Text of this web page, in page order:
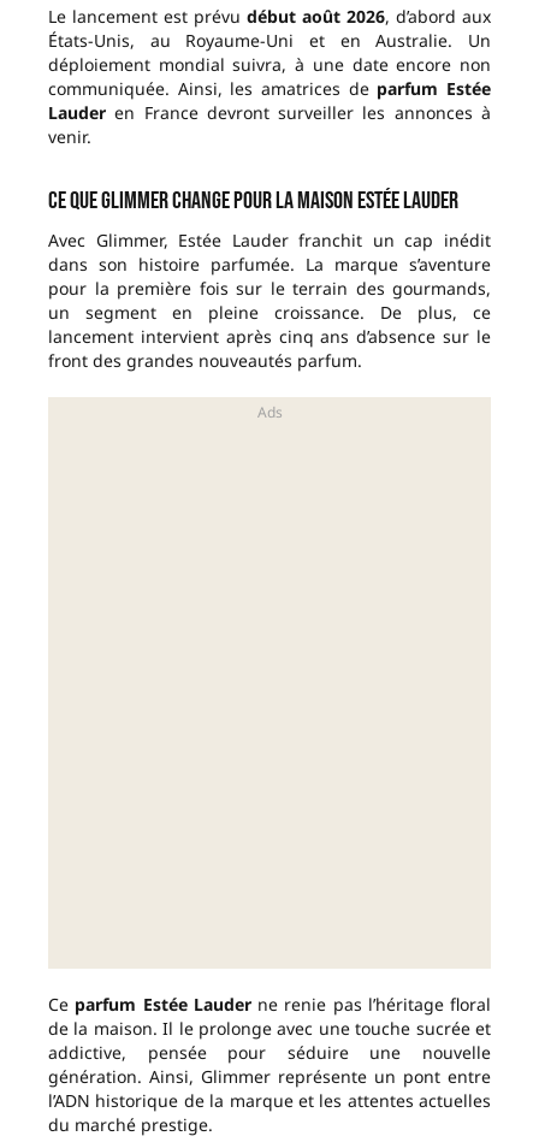
Le lancement est prévu début août 2026, d’abord aux
États-Unis, au Royaume-Uni et en Australie. Un
déploiement mondial suivra, à une date encore non
communiquée. Ainsi, les amatrices de parfum Estée
Lauder en France devront surveiller les annonces à
venir.
Ce que Glimmer change pour la maison Estée Lauder
Avec Glimmer, Estée Lauder franchit un cap inédit
dans son histoire parfumée. La marque s’aventure
pour la première fois sur le terrain des gourmands,
un segment en pleine croissance. De plus, ce
lancement intervient après cinq ans d’absence sur le
front des grandes nouveautés parfum.
Ce parfum Estée Lauderne renie pas l’héritage floral
de la maison. Il le prolonge avec une touche sucrée et
addictive, pensée pour séduire une nouvelle
génération. Ainsi, Glimmer représente un pont entre
l’ADN historique de la marque et les attentes actuelles
du marché prestige.